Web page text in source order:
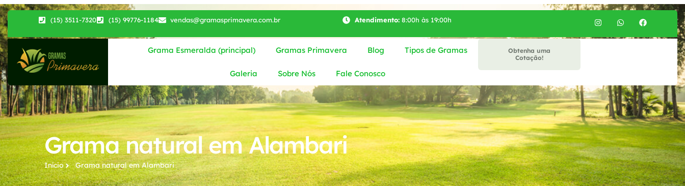
(15) 3511-7320 (15) 99776-1184 vendas@gramasprimavera.com.br Atendimento:8:00h às 19:00h
Grama Esmeralda (principal) Gramas Primavera Blog Tipos de Gramas
Galeria Sobre Nós Fale Conosco
Obtenha uma
Cotação!
Grama natural em Alambari
Início Grama natural​ em Alambari